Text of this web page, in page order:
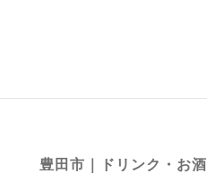
豊田市｜ドリンク・お酒